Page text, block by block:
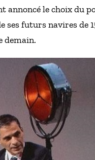
annoncé le choix
futurs navires de
demain.